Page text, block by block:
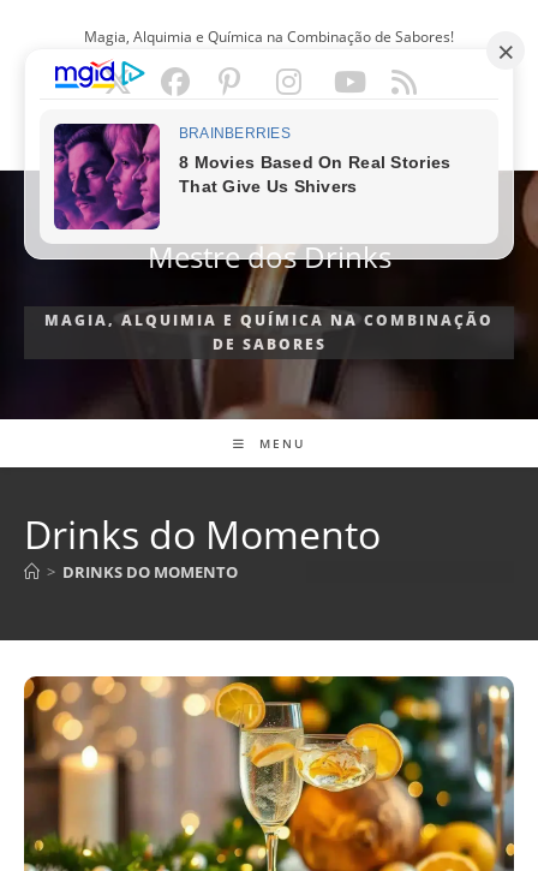
Magia, Alquimia e Química na Combinação de Sabores!
PORTUGUÊS
Mestre dos Drinks
MAGIA, ALQUIMIA E QUÍMICA NA COMBINAÇÃO
DE SABORES
MENU
Drinks do Momento
> DRINKS DO MOMENTO